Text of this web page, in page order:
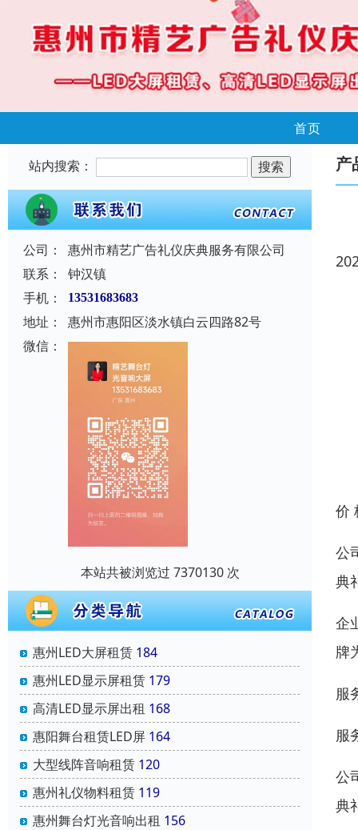
首页
站内搜索：
公司：
惠州市精艺广告礼仪庆典服务有限公司
联系：
钟汉镇
手机：
13531683683
地址：
惠州市惠阳区淡水镇白云四路82号
微信：
本站共被浏览过 7370130 次
惠州LED大屏租赁 184
惠州LED显示屏租赁 179
高清LED显示屏出租 168
惠阳舞台租赁LED屏 164
大型线阵音响租赁 120
惠州礼仪物料租赁 119
惠州舞台灯光音响出租 156
产
价
公
典
企
牌
服
服
公
典